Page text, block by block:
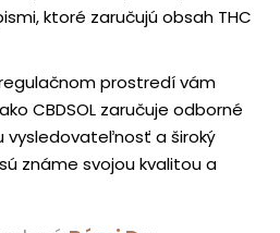
ktoré zaručujú obsah THC
prostredí vám
CBDSOL zaručuje odborné
a široký
známe svojou kvalitou a